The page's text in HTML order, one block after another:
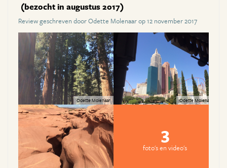
(bezocht in augustus 2017)
Review geschreven door Odette Molenaar op 12 november 2017
Odette Molenaar Odette Molenaar
3
foto's en video's